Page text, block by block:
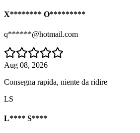
X******** O*********
q******@hotmail.com
Aug 08, 2026
Consegna rapida, niente da ridire
LS
L**** S****